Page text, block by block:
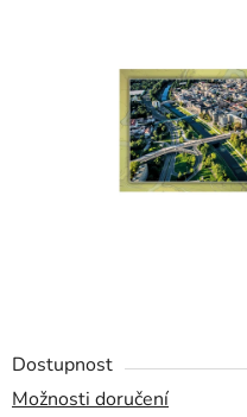
Dostupnost
Možnosti doručení